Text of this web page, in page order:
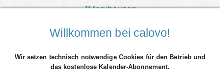
JMarxhausen
Mehr Details einblenden
Willkommen bei calovo!
Wir setzen technisch notwendige Cookies für den Betrieb und
das kostenlose Kalender-Abonnement.